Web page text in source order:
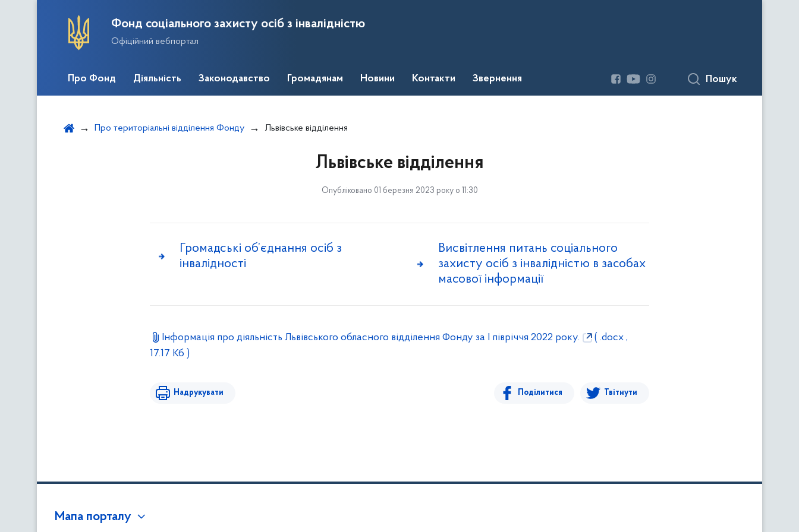
Фонд соціального захисту осіб з інвалідністю
Офіційний вебпортал
Про Фонд Діяльність Законодавство Громадянам Новини Контакти Звернення Пошук
Про територіальні відділення Фонду Львівське відділення
Львівське відділення
Опубліковано 01 березня 2023 року о 11:30
Громадські об’єднання осіб з
інвалідності
Висвітлення питань соціального
захисту осіб з інвалідністю в засобах
масової інформації
Інформація про діяльність Львівського обласного відділення Фонду за І півріччя 2022 року.
( .docx ,
17.17 Кб )
Надрукувати Поділитися Твітнути
Мапа порталу